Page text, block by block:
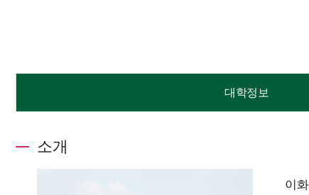
대학정보
소개
이